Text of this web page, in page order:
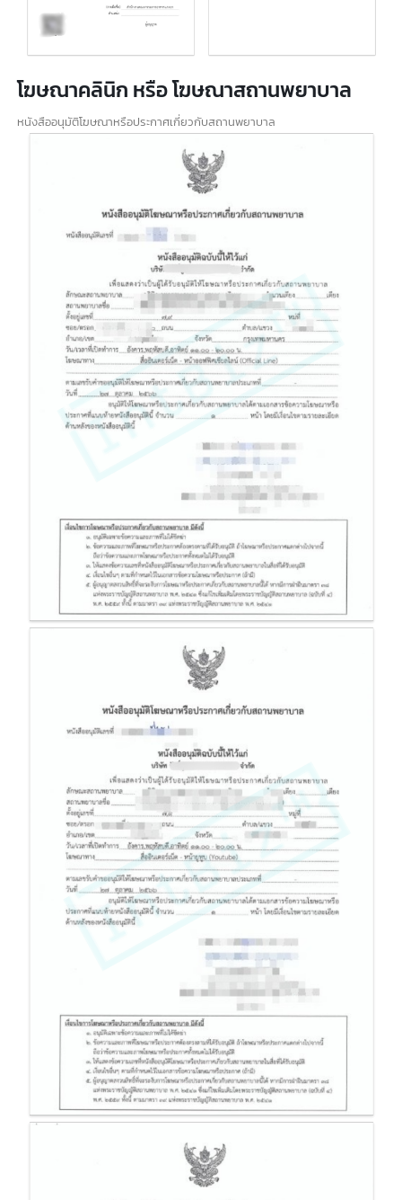
ฆท. หรือใบอนุญาตโฆษณายาทางสื่อทั่วไป
ฆท. หรือใบอนุญาตโฆษณายาทางสื่อทั่วไป เป็นเอกสารสำคัญที่ผู้ประกอบการ
จำเป็นต้องมี
เมื่อต้องการทำการตลาดและการโฆษณายาหรือผลิตภัณฑ์เสริมอาหาร
ใบอนุญาต ฆท.ออกโดยสำนักงานคณะกรรมการอาหารและยา (อย.)
โฆษณาคลินิก หรือ โฆษณาสถานพยาบาล
หนังสืออนุมัติโฆษณาหรือประกาศเกี่ยวกับสถานพยาบาล